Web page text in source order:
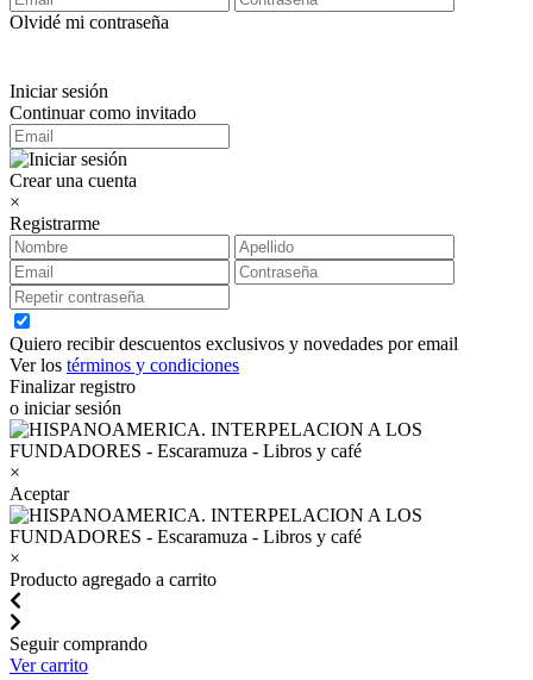
Olvidé mi contraseña
Iniciar sesión
Continuar como invitado
Crear una cuenta
×
Registrarme
Quiero recibir descuentos exclusivos y novedades por email
Ver los términos y condiciones
Finalizar registro
o iniciar sesión
×
Aceptar
×
Producto agregado a carrito
Seguir comprando
Ver carrito